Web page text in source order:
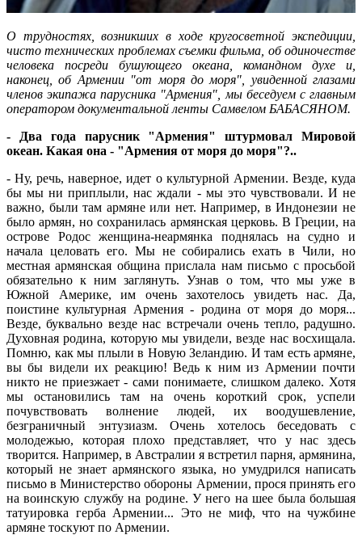
О трудностях, возникших в ходе кругосветной экспедиции,
чисто технических проблемах съемки фильма, об одиночестве
человека посреди бушующего океана, командном духе и,
наконец, об Армении "от моря до моря", увиденной глазами
членов экипажа парусника "Армения", мы беседуем с главным
оператором документальной ленты Самвелом БАБАСЯНОМ.
- Два года парусник "Армения" штурмовал Мировой
океан. Какая она - "Армения от моря до моря"?..
- Ну, речь, наверное, идет о культурной Армении. Везде, куда
бы мы ни приплыли, нас ждали - мы это чувствовали. И не
важно, были там армяне или нет. Например, в Индонезии не
было армян, но сохранилась армянская церковь. В Греции, на
острове Родос женщина-неармянка поднялась на судно и
начала целовать его. Мы не собирались ехать в Чили, но
местная армянская община прислала нам письмо с просьбой
обязательно к ним заглянуть. Узнав о том, что мы уже в
Южной Америке, им очень захотелось увидеть нас. Да,
поистине культурная Армения - родина от моря до моря...
Везде, буквально везде нас встречали очень тепло, радушно.
Духовная родина, которую мы увидели, везде нас восхищала.
Помню, как мы плыли в Новую Зеландию. И там есть армяне,
вы бы видели их реакцию! Ведь к ним из Армении почти
никто не приезжает - сами понимаете, слишком далеко. Хотя
мы остановились там на очень короткий срок, успели
почувствовать волнение людей, их воодушевление,
безграничный энтузиазм. Очень хотелось беседовать с
молодежью, которая плохо представляет, что у нас здесь
творится. Например, в Австралии я встретил парня, армянина,
который не знает армянского языка, но умудрился написать
письмо в Министерство обороны Армении, прося принять его
на воинскую службу на родине. У него на шее была большая
татуировка герба Армении... Это не миф, что на чужбине
армяне тоскуют по Армении.